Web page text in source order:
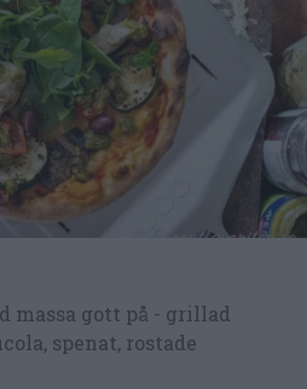
massa gott på - grillad
spenat, rostade